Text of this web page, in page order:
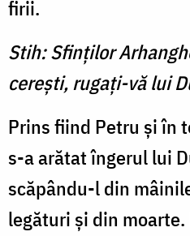
firii.
Stih: Sfinţilor
cereşti, rugaţi-vă lui
Prins fiind Petru şi în
s-a arătat îngerul lui
scăpându-l din
legături şi din